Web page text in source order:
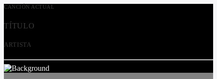
CANCIÓN ACTUAL
TÍTULO
ARTISTA